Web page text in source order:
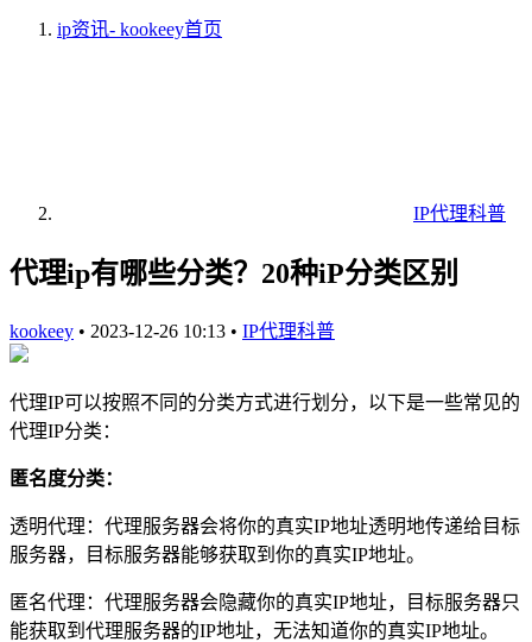
ip资讯- kookeey首页
IP代理科普
代理ip有哪些分类？20种iP分类区别
kookeey • 2023-12-26 10:13 • IP代理科普
代理IP可以按照不同的分类方式进行划分，以下是一些常见的
代理IP分类：
匿名度分类：
透明代理：代理服务器会将你的真实IP地址透明地传递给目标
服务器，目标服务器能够获取到你的真实IP地址。
匿名代理：代理服务器会隐藏你的真实IP地址，目标服务器只
能获取到代理服务器的IP地址，无法知道你的真实IP地址。